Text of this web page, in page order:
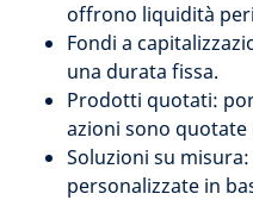
offrono liquidità
Fondi a
una durata fissa.
Prodotti quotati:
azioni sono
Soluzioni su
personalizzate in